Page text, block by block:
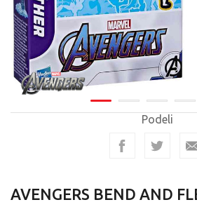
Podeli
AVENGERS BEND AND